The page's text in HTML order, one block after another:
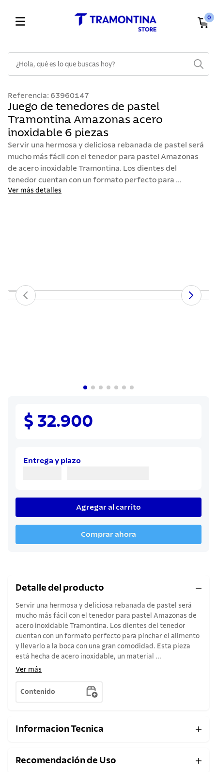
0
Referencia: 63960147
Juego de tenedores de pastel
Tramontina Amazonas acero
inoxidable 6 piezas
Servir una hermosa y deliciosa rebanada de pastel será
mucho más fácil con el tenedor para pastel Amazonas
de acero inoxidable Tramontina. Los dientes del
tenedor cuentan con un formato perfecto para ...
Ver más detalles
$ 32.900
Entrega y plazo
Agregar al carrito
Comprar ahora
Detalle del producto
Servir una hermosa y deliciosa rebanada de pastel será
mucho más fácil con el tenedor para pastel Amazonas de
acero inoxidable Tramontina. Los dientes del tenedor
cuentan con un formato perfecto para pinchar el alimento
y llevarlo a la boca con una gran comodidad. Esta pieza
está hecha de acero inoxidable, un material ...
Ver más
Contenido
Informacion Tecnica
Recomendación de Uso
1 .
cuchillos
2.
cubiertos
3.
sarten
ollas
5.
lavaplatos
acero inoxidable